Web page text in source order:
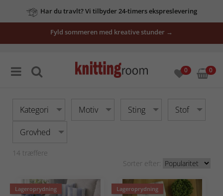
Har du travlt? Vi tilbyder 24-timers ekspreslevering
Fyld sommeren med kreative stunder →
0 0
Kategori Motiv Sting Stof
Grovhed
14 træffere
Sorter efter:
Lageroprydning
Lageroprydning